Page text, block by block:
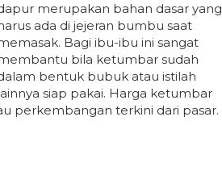
merupakan bahan dasar yang
ada di jejeran bumbu saat
Bagi ibu-ibu ini sangat
bila ketumbar sudah
bentuk bubuk atau istilah
siap pakai. Harga ketumbar
perkembangan terkini dari pasar.